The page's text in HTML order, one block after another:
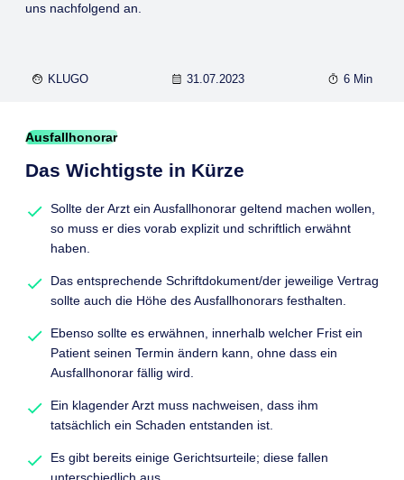
uns nachfolgend an.
KLUGO 31.07.2023 6 Min
Ausfallhonorar
Das Wichtigste in Kürze
Sollte der Arzt ein Ausfallhonorar geltend machen wollen,
so muss er dies vorab explizit und schriftlich erwähnt
haben.
Das entsprechende Schriftdokument/der jeweilige Vertrag
sollte auch die Höhe des Ausfallhonorars festhalten.
Ebenso sollte es erwähnen, innerhalb welcher Frist ein
Patient seinen Termin ändern kann, ohne dass ein
Ausfallhonorar fällig wird.
Ein klagender Arzt muss nachweisen, dass ihm
tatsächlich ein Schaden entstanden ist.
Es gibt bereits einige Gerichtsurteile; diese fallen